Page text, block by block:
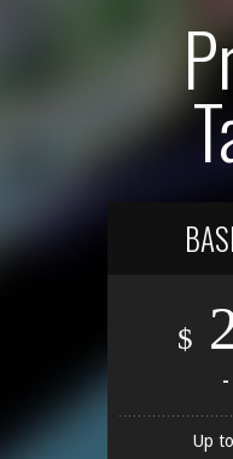
$
Up